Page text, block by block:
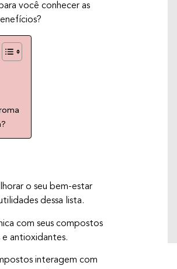
você conhecer as
o seu bem-estar
dessa lista.
com seus compostos
antioxidantes.
interagem com
PICANTES: 8 EXPERIÊNCIAS
PARA CONECTAR CORPO E
não precisam ser apenas sobre
de bem-estar, que combinam
se divertirem enquanto cuidam do
[…]